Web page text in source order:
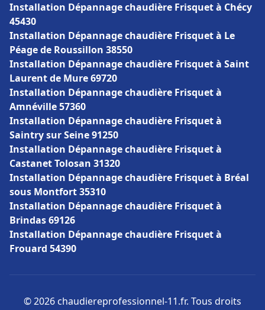
Installation Dépannage chaudière Frisquet à Chécy
45430
Installation Dépannage chaudière Frisquet à Le
Péage de Roussillon 38550
Installation Dépannage chaudière Frisquet à Saint
Laurent de Mure 69720
Installation Dépannage chaudière Frisquet à
Amnéville 57360
Installation Dépannage chaudière Frisquet à
Saintry sur Seine 91250
Installation Dépannage chaudière Frisquet à
Castanet Tolosan 31320
Installation Dépannage chaudière Frisquet à Bréal
sous Montfort 35310
Installation Dépannage chaudière Frisquet à
Brindas 69126
Installation Dépannage chaudière Frisquet à
Frouard 54390
© 2026 chaudiereprofessionnel-11.fr. Tous droits